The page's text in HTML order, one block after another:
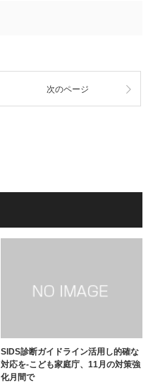
次のページ
SIDS診断ガイドライン活用し的確な
対応を-こども家庭庁、11月の対策強
化月間で